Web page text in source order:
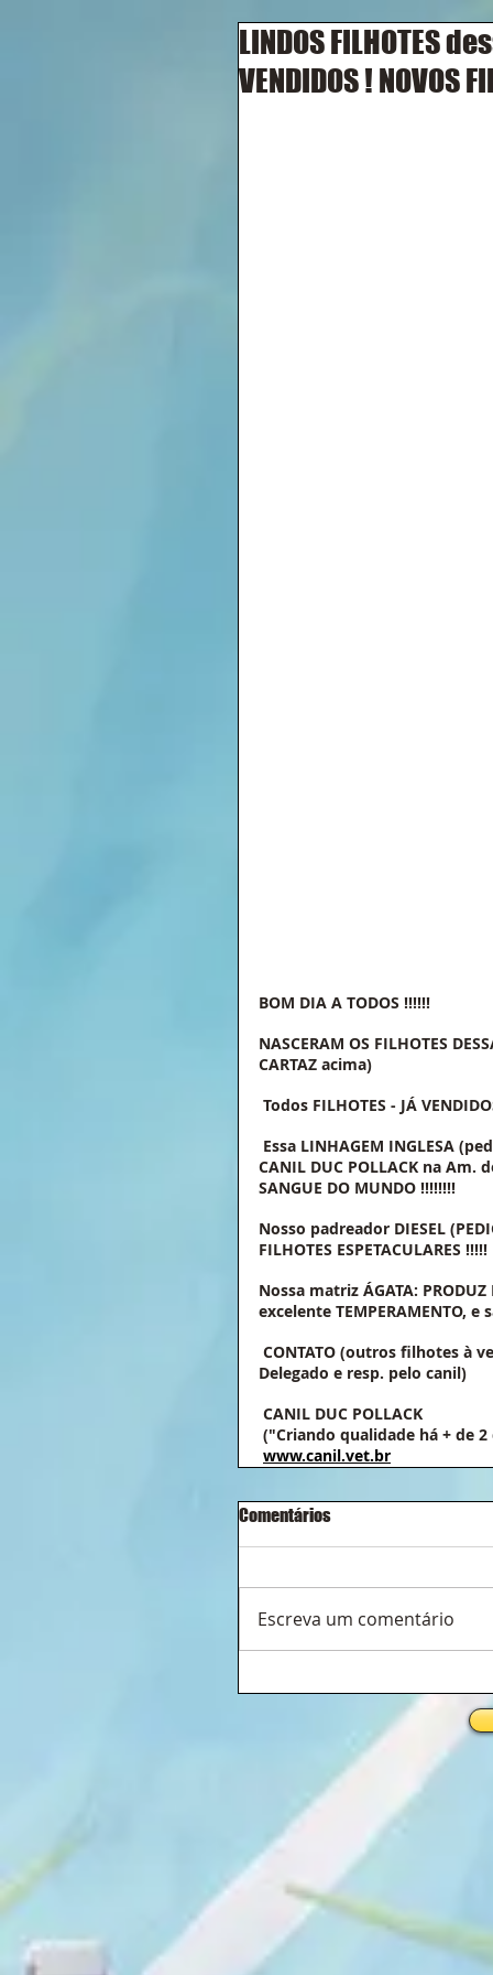
LINDOS FILHOTES
VENDIDOS ! NOVOS
BOM DIA A TODOS !!!!!!
NASCERAM OS FILHOTES
CARTAZ acima)
Todos FILHOTES - JÁ
Essa LINHAGEM INGLESA
CANIL DUC POLLACK na Am.
SANGUE DO MUNDO !!!!!!!!
Nosso padreador DIESEL
FILHOTES ESPETACULARES !!!!!
Nossa matriz ÁGATA:
excelente TEMPERAMENTO, e
CONTATO (outros filhotes à
Delegado e resp. pelo canil)
CANIL DUC POLLACK
("Criando qualidade há + de 2
www.canil.vet.br
Comentários
Escreva um comentário